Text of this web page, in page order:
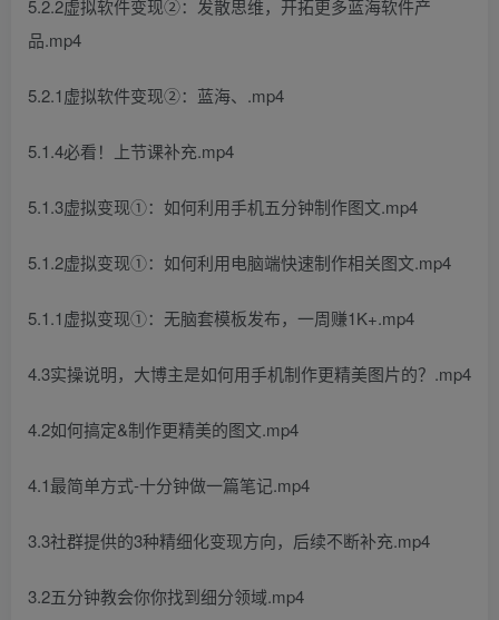
5.2.2虚拟软件变现②：发散思维，开拓更多蓝海软件产
品.mp4
5.2.1虚拟软件变现②：蓝海、.mp4
5.1.4必看！上节课补充.mp4
5.1.3虚拟变现①：如何利用手机五分钟制作图文.mp4
5.1.2虚拟变现①：如何利用电脑端快速制作相关图文.mp4
5.1.1虚拟变现①：无脑套模板发布，一周赚1K+.mp4
4.3实操说明，大博主是如何用手机制作更精美图片的？.mp4
4.2如何搞定&制作更精美的图文.mp4
4.1最简单方式-十分钟做一篇笔记.mp4
3.3社群提供的3种精细化变现方向，后续不断补充.mp4
3.2五分钟教会你你找到细分领域.mp4